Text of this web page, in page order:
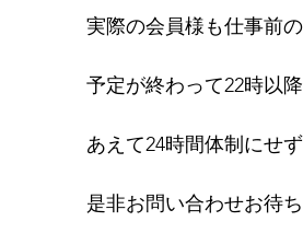
実際の会員様も仕事前
予定が終わって22時以
あえて24時間体制にせ
是非お問い合わせお待